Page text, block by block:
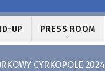
UP PRESS ROOM
CYRKOPOLE 2024